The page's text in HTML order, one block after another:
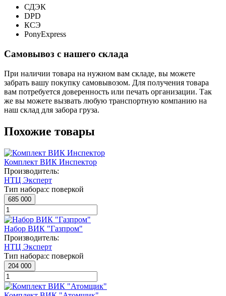
СДЭК
DPD
КСЭ
PonyExpress
Самовывоз с нашего склада
При наличии товара на нужном вам складе, вы можете
забрать вашу покупку самовывозом. Для получения товара
вам потребуется доверенность или печать организации. Так
же вы можете вызвать любую транспортную компанию на
наш склад для забора груза.
Похожие товары
Комплект ВИК Инспектор
Производитель:
НТЦ Эксперт
Тип набора:с поверкой
685 000
Набор ВИК "Газпром"
Производитель:
НТЦ Эксперт
Тип набора:с поверкой
204 000